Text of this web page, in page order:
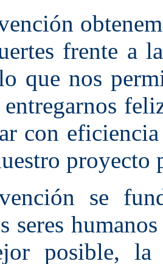
frente a
que nos
con
proyecto
se
seres
posible, la